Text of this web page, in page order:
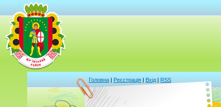
Головна | Реєстрація | Вхід | RSS